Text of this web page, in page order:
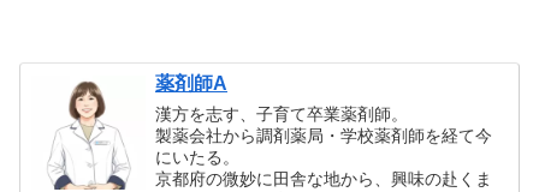
薬剤師A
漢方を志す、子育て卒業薬剤師。
製薬会社から調剤薬局・学校薬剤師を経て今
にいたる。
京都府の微妙に田舎な地から、興味の赴くま